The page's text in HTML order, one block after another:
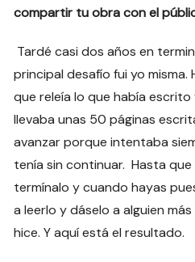
compartir tu obra con el
Tardé casi dos años en
principal desafío fui yo misma.
que releía lo que había
llevaba unas 50 páginas
avanzar porque intentaba
tenía sin continuar. Hasta que
termínalo y cuando hayas
a leerlo y dáselo a alguien
hice. Y aquí está el resultado.